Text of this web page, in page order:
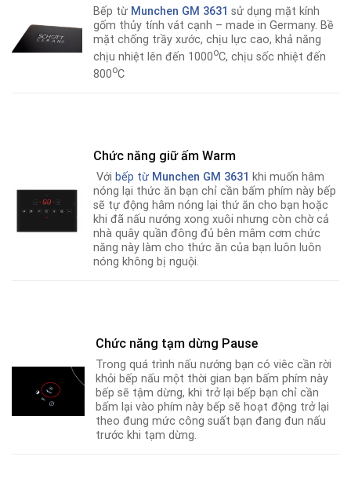
Bếp từ Munchen GM 3631 sử dụng mặt kính
gốm thủy tính vát cạnh – made in Germany. Bề
mặt chống trầy xước, chịu lực cao, khả năng
chịu nhiệt lên đến 1000oC, chịu sốc nhiệt đến
800oC
Chức năng giữ ấm Warm
Với bếp từ Munchen GM 3631 khi muốn hâm
nóng lại thức ăn bạn chỉ cần bấm phím này bếp
sẽ tự động hâm nóng lại thứ ăn cho bạn hoặc
khi đã nấu nướng xong xuôi nhưng còn chờ cả
nhà quây quần đông đủ bên mâm cơm chức
năng này làm cho thức ăn của bạn luôn luôn
nóng không bị nguội.
Chức năng tạm dừng Pause
Trong quá trình nấu nướng bạn có viêc cần rời
khỏi bếp nấu một thời gian bạn bấm phím này
bếp sẽ tậm dừng, khi trở lại bếp bạn chỉ cần
bấm lại vào phím này bếp sẽ hoạt động trở lại
theo đung mức công suất bạn đang đun nấu
trước khi tạm dừng.